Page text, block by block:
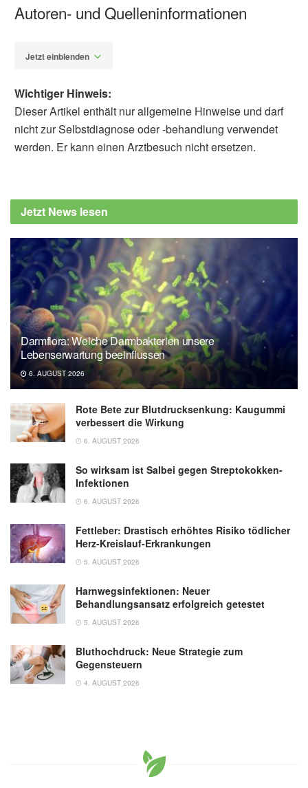
Autoren- und Quelleninformationen
Jetzt einblenden
Chao Yan et al.: Fatty Liver Disease Caused
by High-Alcohol-Producing Klebsiella
20.09.2019),
Cell Metabolism
Wichtiger Hinweis:
Dieser Artikel enthält nur allgemeine Hinweise und darf
nicht zur Selbstdiagnose oder -behandlung verwendet
werden. Er kann einen Arztbesuch nicht ersetzen.
Jetzt News lesen
Darmflora: Welche Darmbakterien unsere
Lebenserwartung beeinflussen
6. AUGUST 2026
Rote Bete zur Blutdrucksenkung: Kaugummi
verbessert die Wirkung
6. AUGUST 2026
So wirksam ist Salbei gegen Streptokokken-
Infektionen
6. AUGUST 2026
Fettleber: Drastisch erhöhtes Risiko tödlicher
Herz-Kreislauf-Erkrankungen
5. AUGUST 2026
Harnwegsinfektionen: Neuer
Behandlungsansatz erfolgreich getestet
5. AUGUST 2026
Bluthochdruck: Neue Strategie zum
Gegensteuern
4. AUGUST 2026